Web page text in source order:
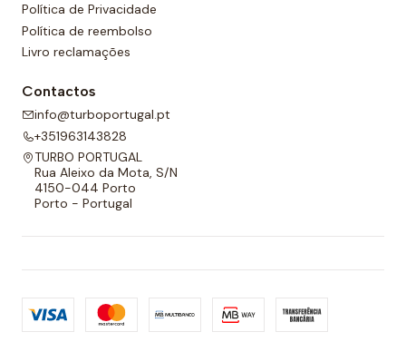
Se você está procurando a melhor opção para o seu
novo biquini, por que não escolher uma marca que
garanta a melhor qualidade? Aproveite o mar ou a
piscina com nossa ampla seleção de biquinis, com uma
grande variedade de cores e estampados.
Política de Privacidade
Política de reembolso
Livro reclamações
Contactos
info@turboportugal.pt
+351963143828
TURBO PORTUGAL
Rua Aleixo da Mota, S/N
4150-044 Porto
Porto - Portugal